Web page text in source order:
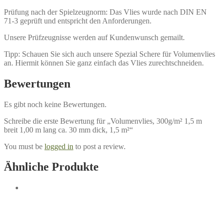
Prüfung nach der Spielzeugnorm: Das Vlies wurde nach DIN EN
71-3 geprüft und entspricht den Anforderungen.
Unsere Prüfzeugnisse werden auf Kundenwunsch gemailt.
Tipp: Schauen Sie sich auch unsere Spezial Schere für Volumenvlies
an. Hiermit können Sie ganz einfach das Vlies zurechtschneiden.
Bewertungen
Es gibt noch keine Bewertungen.
Schreibe die erste Bewertung für „Volumenvlies, 300g/m² 1,5 m
breit 1,00 m lang ca. 30 mm dick, 1,5 m²“
You must be logged in to post a review.
Ähnliche Produkte